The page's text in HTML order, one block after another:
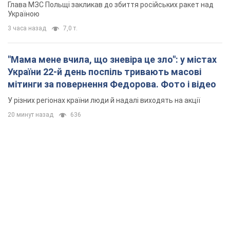
Глава МЗС Польщі закликав до збиття російських ракет над
Україною
3 часа назад 7,0 т.
"Мама мене вчила, що зневіра це зло": у містах
України 22-й день поспіль тривають масові
мітинги за повернення Федорова. Фото і відео
У різних регіонах країни люди й надалі виходять на акції
20 минут назад 636